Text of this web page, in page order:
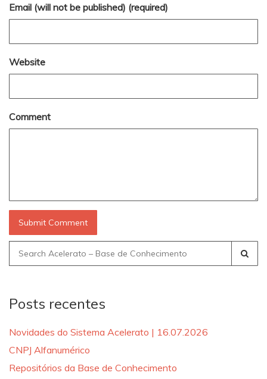
Email (will not be published) (required)
Website
Comment
Search
for:
Posts recentes
Novidades do Sistema Acelerato | 16.07.2026
CNPJ Alfanumérico
Repositórios da Base de Conhecimento